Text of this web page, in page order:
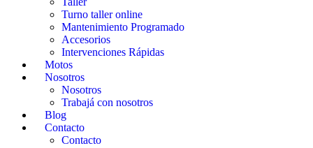
Turno taller online
Mantenimiento Programado
Accesorios
Intervenciones Rápidas
Motos
Nosotros
Nosotros
Trabajá con nosotros
Blog
Contacto
Contacto